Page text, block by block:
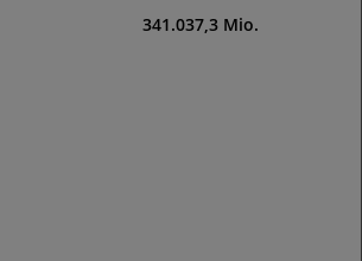
341.037,3 Mio.